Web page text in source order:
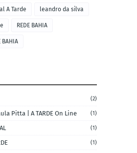
A Tarde leandro da silva
REDE BAHIA
BAHIA
(2)
Pitta | A TARDE On Line (1)
(1)
(1)